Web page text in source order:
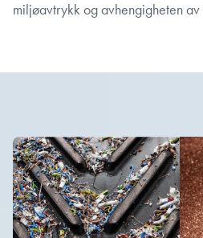
miljøavtrykk og avhengigheten av